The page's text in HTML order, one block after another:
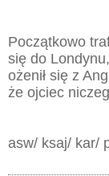
Początkowo
się do
ożenił się z
że ojciec
asw/ ksaj/ kar/